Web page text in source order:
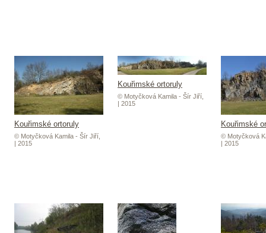
Kouřimské ortoruly
© Motyčková Kamila - Šír Jiří,
| 2015
Kouřimské ortoruly
© Motyčková Kamila - Šír Jiří,
| 2015
Kouřimské
© Motyčková
| 2015